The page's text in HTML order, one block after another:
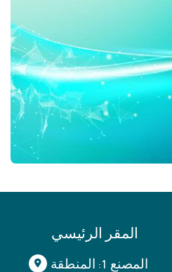
المقر الرئيسي
المصنع 1: المنطقة